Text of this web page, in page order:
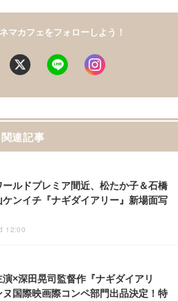
マカフェをフォローしよう！
関連記事
ールドプレミア間近、松たか子＆石橋
ケンイチ『ナギダイアリー』新場面写
12:00
×深田晃司監督作『ナギダイアリ
ヌ国際映画際コンペ部門出品決定！特